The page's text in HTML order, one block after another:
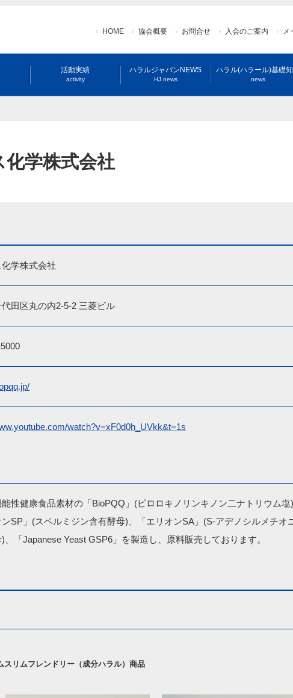
HOME 協会概要 お問合せ 入会のご案内 メ
活動実績
activity
ハラルジャパンNEWS
HJ news
ハラル(ハラール)基礎
news
化学株式会社
学株式会社
田区丸の内2-5-2 三菱ビル
watch?v=xF0d0h_UVkk&t=1s
性健康食品素材の「BioPQQ」(ピロロキノリンキノン二ナトリウム塩)
ンSP」(スペルミジン含有酵母)、「エリオンSA」(S-アデノシルメチオ
、「Japanese Yeast GSP6」を製造し、原料販売しております。
スリムフレンドリー（成分ハラル）商品